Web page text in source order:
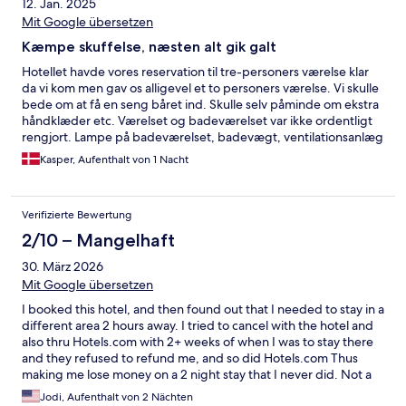
12. Jan. 2025
Mit Google übersetzen
Kæmpe skuffelse, næsten alt gik galt
Hotellet havde vores reservation til tre-personers værelse klar
da vi kom men gav os alligevel et to personers værelse. Vi skulle
bede om at få en seng båret ind. Skulle selv påminde om ekstra
håndklæder etc. Værelset og badeværelset var ikke ordentligt
rengjort. Lampe på badeværelset, badevægt, ventilationsanlæg
og opladningsstik virkede ikke. Svag kloaklugt på værelset.
Poolen var beskidt og helt mørkegrøn og ikke transparent.
middagen fra menukortet vidste sig ikke at være tilgængelige.
Der blev spillet høj musik ved poolen nedenfor værelset til sent
om aftenen som holdt os vågne. Maden var god! Personalet var
venligt. Generelt var der dog ikke styr på så meget.
Kasper, Aufenthalt von 1 Nacht
Verifizierte Bewertung
2/10 – Mangelhaft
30. März 2026
Mit Google übersetzen
I booked this hotel, and then found out that I needed to stay in a
different area 2 hours away. I tried to cancel with the hotel and
also thru Hotels.com with 2+ weeks of when I was to stay there
and they refused to refund me, and so did Hotels.com Thus
making me lose money on a 2 night stay that I never did. Not a
fan and won't book there again.
Jodi, Aufenthalt von 2 Nächten